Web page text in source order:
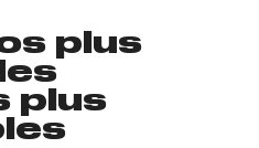
plus
plus